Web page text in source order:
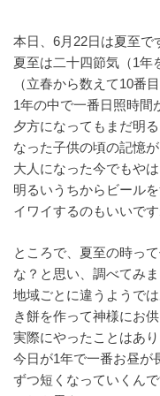
ブルな結婚相談所
本日、6月22日は夏至で
夏至は二十四節気（1年
（立春から数えて10番
1年の中で一番日照時間
夕方になってもまだ明
なった子供の頃の記憶が
大人になった今でもや
明るいうちからビール
イワイするのもいいです
ところで、夏至の時っ
な？と思い、調べてみま
地域ごとに違うようで
き餅を作って神様にお
実際にやったことはあり
今日が1年で一番お昼が
ずつ短くなっていくん